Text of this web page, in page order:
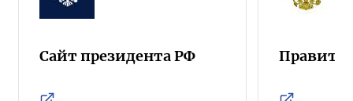
Сайт президента РФ